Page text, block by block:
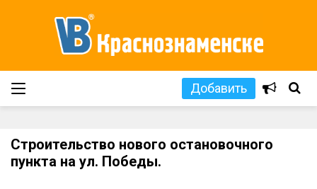
Добавить
Строительство нового остановочного
пункта на ул. Победы.